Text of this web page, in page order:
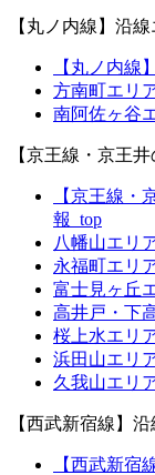
【丸ノ内線】沿
【丸ノ内線
方南町エリ
南阿佐ヶ谷
【京王線・京王
【京王線・
報_top
八幡山エリ
永福町エリ
富士見ヶ丘
高井戸・下
桜上水エリ
浜田山エリ
久我山エリ
【西武新宿線】
【西武新宿